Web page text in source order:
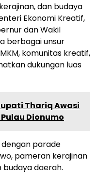
dan budaya
Ekonomi Kreatif,
dan Wakil
berbagai unsur
komunitas kreatif,
dukungan luas
Thariq Awasi
Dionumo
parade
pameran kerajinan
budaya daerah.